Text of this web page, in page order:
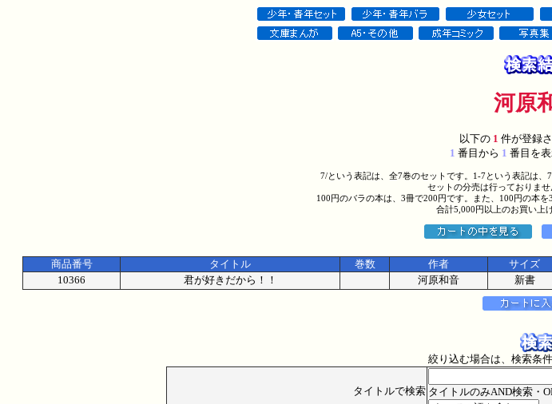
河原
以下の1 件が登録
1 番目から 1 番目を表
7/という表記は、全7巻のセットです。1-7という表記は、
セットの分売は行っておりませ
100円のバラの本は、3冊で200円です。また、100円の本
合計5,000円以上のお買い上
商品番号 タイトル 巻数 作者 サイズ
10366
君が好きだから！！ 河原和音 新書
絞り込む場合は、検索条
タイトルで検索 タイトルのみAND検索・